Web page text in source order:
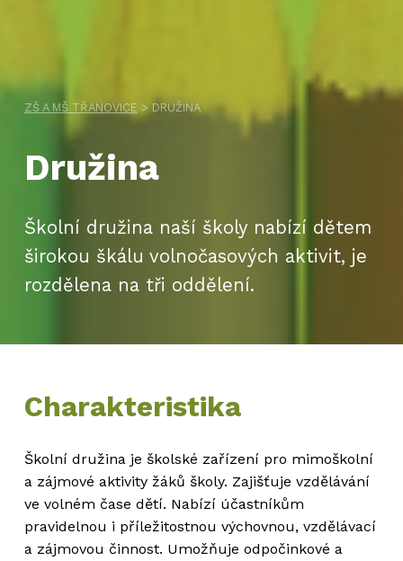
ZŠ A MŠ TŘANOVICE > DRUŽINA
Družina
Školní družina naší školy nabízí dětem
širokou škálu volnočasových aktivit, je
rozdělena na tři oddělení.
Charakteristika
Školní družina je školské zařízení pro mimoškolní
a zájmové aktivity žáků školy. Zajišťuje vzdělávání
ve volném čase dětí. Nabízí účastníkům
pravidelnou i příležitostnou výchovnou, vzdělávací
a zájmovou činnost. Umožňuje odpočinkové a